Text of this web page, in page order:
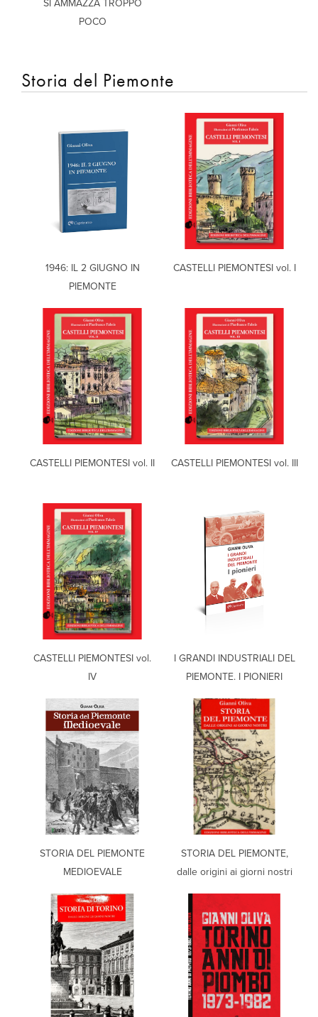
SI AMMAZZA TROPPO
POCO
Storia del Piemonte
1946: IL 2 GIUGNO IN
PIEMONTE
CASTELLI PIEMONTESI vol. I
CASTELLI PIEMONTESI vol. II CASTELLI PIEMONTESI vol. III
CASTELLI PIEMONTESI vol.
IV
I GRANDI INDUSTRIALI DEL
PIEMONTE. I PIONIERI
STORIA DEL PIEMONTE
MEDIOEVALE
STORIA DEL PIEMONTE,
dalle origini ai giorni nostri